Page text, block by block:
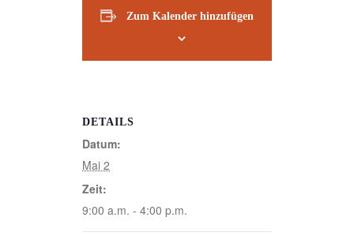
Zum Kalender hinzufügen
DETAILS
Datum:
Mai 2
Zeit:
9:00 a.m. - 4:00 p.m.